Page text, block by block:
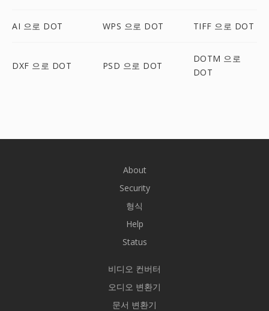
AI 으로 DOT WPS 으로 DOT TIFF 으로 DOT
DXF 으로 DOT PSD 으로 DOT
DOTM 으로
DOT
About
Security
형식
Help
Status
비디오 컨버터
오디오 변환기
문서 변환기